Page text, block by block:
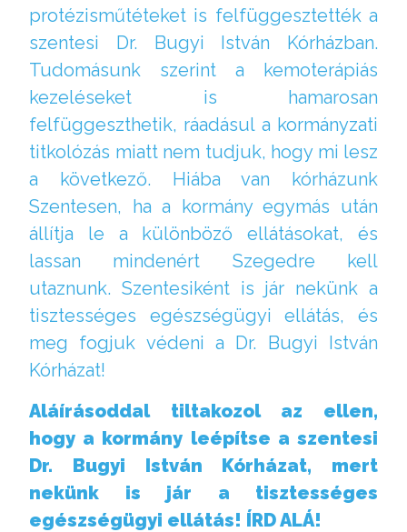
protézisműtéteket is felfüggesztették a
szentesi Dr. Bugyi István Kórházban.
Tudomásunk szerint a kemoterápiás
kezeléseket is hamarosan
felfüggeszthetik, ráadásul a kormányzati
titkolózás miatt nem tudjuk, hogy mi lesz
a következő. Hiába van kórházunk
Szentesen, ha a kormány egymás után
állítja le a különböző ellátásokat, és
lassan mindenért Szegedre kell
utaznunk. Szentesiként is jár nekünk a
tisztességes egészségügyi ellátás, és
meg fogjuk védeni a Dr. Bugyi István
Kórházat!
Aláírásoddal tiltakozol az ellen,
hogy a kormány leépítse a szentesi
Dr. Bugyi István Kórházat, mert
nekünk is jár a tisztességes
egészségügyi ellátás! ÍRD ALÁ!